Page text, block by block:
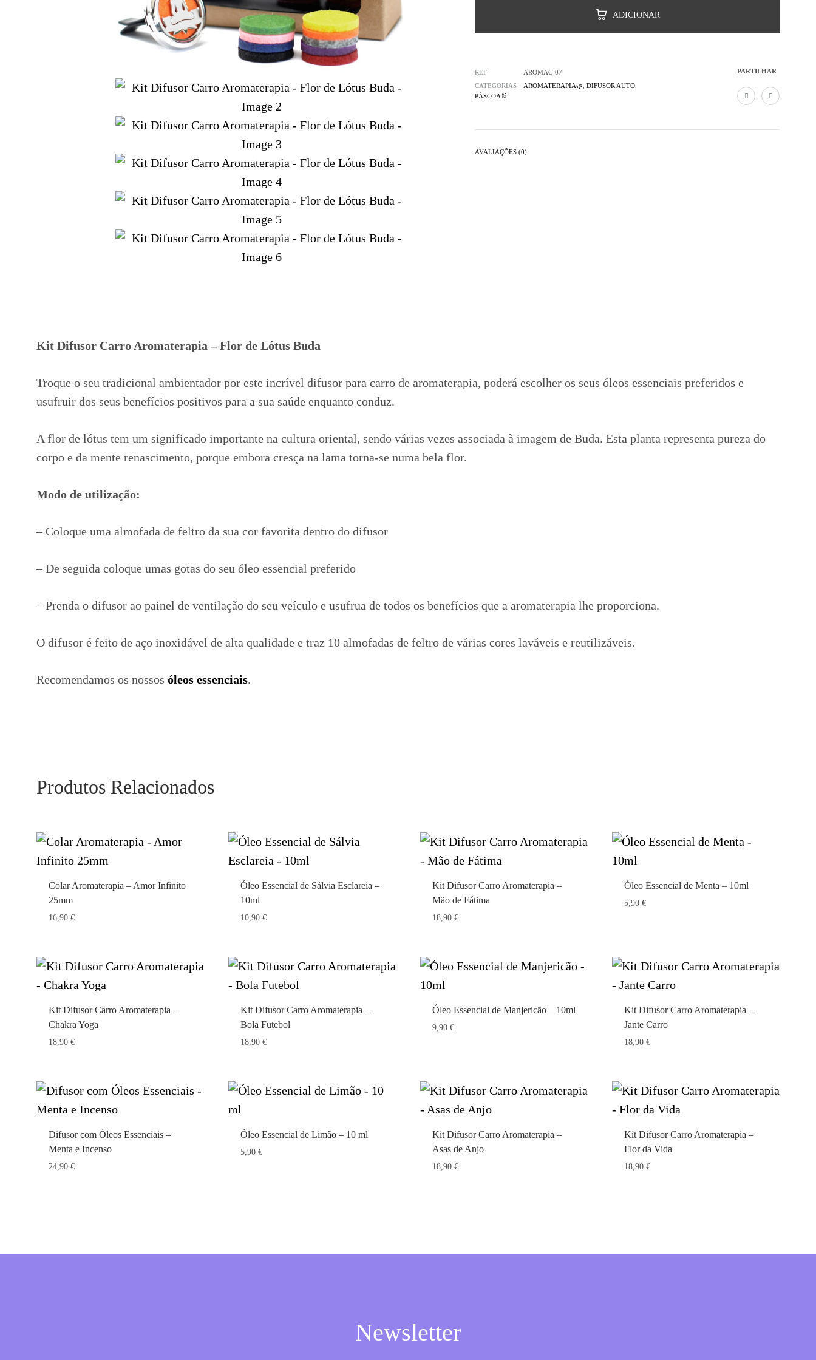
ADICIONAR
PARTILHAR
REF
AROMAC-07
CATEGORIAS
AROMATERAPIA🌿 DIFUSOR AUTO
PÁSCOA🐰
AVALIAÇÕES (0)
Kit Difusor Carro Aromaterapia – Flor de Lótus Buda
Troque o seu tradicional ambientador por este incrível difusor para carro de aromaterapia, poderá escolher os seus óleos essenciais preferidos e
usufruir dos seus benefícios positivos para a sua saúde enquanto conduz.
A flor de lótus tem um significado importante na cultura oriental, sendo várias vezes associada à imagem de Buda. Esta planta representa pureza do
corpo e da mente renascimento, porque embora cresça na lama torna-se numa bela flor.
Modo de utilização:
– Coloque uma almofada de feltro da sua cor favorita dentro do difusor
– De seguida coloque umas gotas do seu óleo essencial preferido
– Prenda o difusor ao painel de ventilação do seu veículo e usufrua de todos os benefícios que a aromaterapia lhe proporciona.
O difusor é feito de aço inoxidável de alta qualidade e traz 10 almofadas de feltro de várias cores laváveis e reutilizáveis.
Recomendamos os nossos óleos essenciais.
Produtos Relacionados
Colar Aromaterapia – Amor Infinito
25mm
16,90 €
Óleo Essencial de Sálvia Esclareia –
10ml
10,90 €
Kit Difusor Carro Aromaterapia –
Mão de Fátima
18,90 €
Óleo Essencial de Menta – 10ml
5,90 €
Kit Difusor Carro Aromaterapia –
Chakra Yoga
18,90 €
Kit Difusor Carro Aromaterapia –
Bola Futebol
18,90 €
Óleo Essencial de Manjericão – 10ml
9,90 €
Kit Difusor Carro Aromaterapia –
Jante Carro
18,90 €
Difusor com Óleos Essenciais –
Menta e Incenso
24,90 €
Óleo Essencial de Limão – 10 ml
5,90 €
Kit Difusor Carro Aromaterapia –
Asas de Anjo
18,90 €
Kit Difusor Carro Aromaterapia –
Flor da Vida
18,90 €
Newsletter